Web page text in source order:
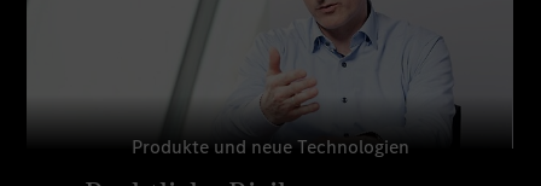
Produkte und neue Technologien